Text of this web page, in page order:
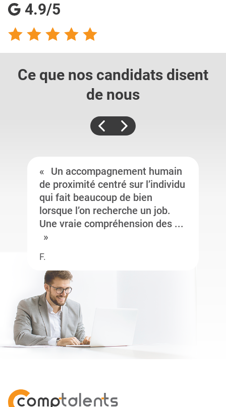
4.9/5
Ce que nos candidats disent
de nous
Un accompagnement humain
de proximité centré sur l’individu
qui fait beaucoup de bien
lorsque l’on recherche un job.
Une vraie compréhension des ...
F.